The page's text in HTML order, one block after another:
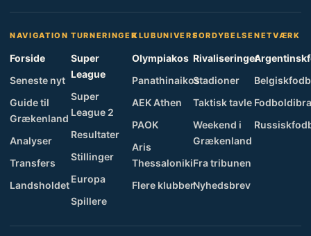
NAVIGATION
Forside
Seneste nyt
Guide til
Grækenland
Analyser
Transfers
Landsholdet
TURNERINGER
Super
League
Super
League 2
Resultater
Stillinger
Europa
Spillere
KLUBUNIVERS
Olympiakos
Panathinaikos
AEK Athen
PAOK
Aris
Thessaloniki
Flere klubber
FORDYBELSE
Rivaliseringer
Stadioner
Taktisk tavle
Weekend i
Grækenland
Fra tribunen
Nyhedsbrev
NETVÆRK